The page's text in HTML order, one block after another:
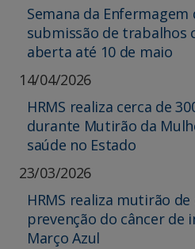
Semana da Enfermagem
submissão de trabalhos
aberta até 10 de maio
14/04/2026
HRMS realiza cerca de
durante Mutirão da
saúde no Estado
23/03/2026
HRMS realiza mutirão
prevenção do câncer
Março Azul